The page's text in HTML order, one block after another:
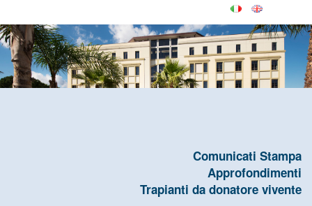
Comunicati Stampa
Approfondimenti
Trapianti da donatore vivente